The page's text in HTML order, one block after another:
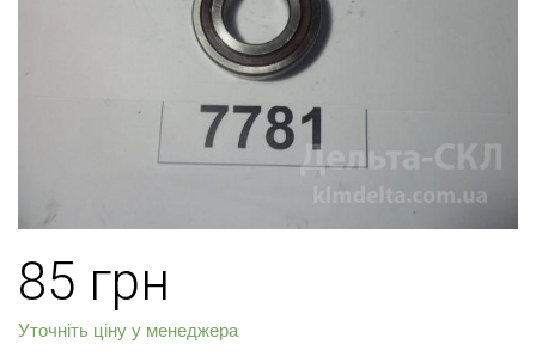
85 грн
Уточніть ціну у менеджера